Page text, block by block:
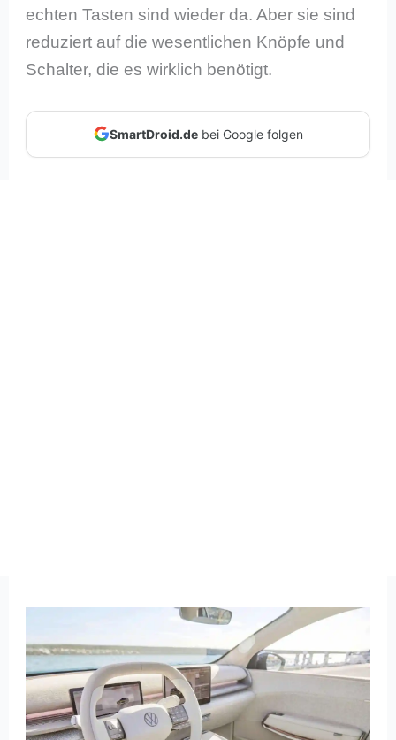
echten Tasten sind wieder da. Aber sie sind
reduziert auf die wesentlichen Knöpfe und
Schalter, die es wirklich benötigt.
SmartDroid.debei Google folgen